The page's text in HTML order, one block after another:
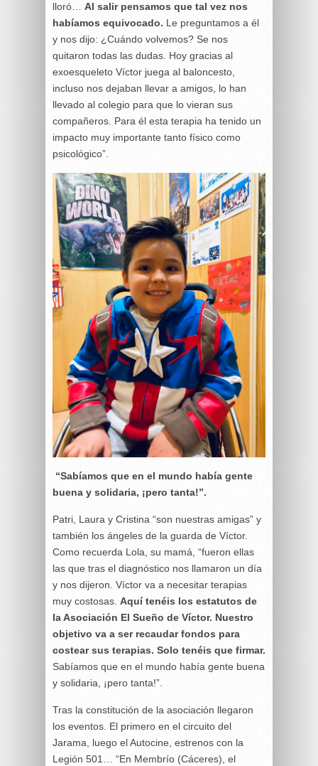
lloró… Al salir pensamos que tal vez nos
habíamos equivocado. Le preguntamos a él
y nos dijo: ¿Cuándo volvemos? Se nos
quitaron todas las dudas. Hoy gracias al
exoesqueleto Víctor juega al baloncesto,
incluso nos dejaban llevar a amigos, lo han
llevado al colegio para que lo vieran sus
compañeros. Para él esta terapia ha tenido un
impacto muy importante tanto físico como
psicológico”.
“Sabíamos que en el mundo había gente
buena y solidaria, ¡pero tanta!”.
Patri, Laura y Cristina “son nuestras amigas” y
también los ángeles de la guarda de Víctor.
Como recuerda Lola, su mamá, “fueron ellas
las que tras el diagnóstico nos llamaron un día
y nos dijeron. Víctor va a necesitar terapias
muy costosas. Aquí tenéis los estatutos de
la Asociación El Sueño de Víctor. Nuestro
objetivo va a ser recaudar fondos para
costear sus terapias. Solo tenéis que firmar.
Sabíamos que en el mundo había gente buena
y solidaria, ¡pero tanta!”.
Tras la constitución de la asociación llegaron
los eventos. El primero en el circuito del
Jarama, luego el Autocine, estrenos con la
Legión 501… “En Membrío (Cáceres), el